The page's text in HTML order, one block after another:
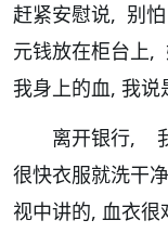
赶紧安慰说, 别
元钱放在柜台上,
我身上的血, 我说
离开银行,
很快衣服就洗干
视中讲的, 血衣很